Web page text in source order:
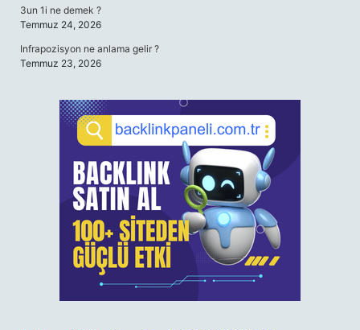
3un 1i ne demek ?
Temmuz 24, 2026
Infrapozisyon ne anlama gelir ?
Temmuz 23, 2026